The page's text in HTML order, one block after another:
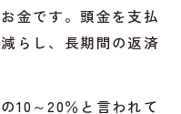
金です。頭金を支払
らし、長期間の返済
10～20％と言われて